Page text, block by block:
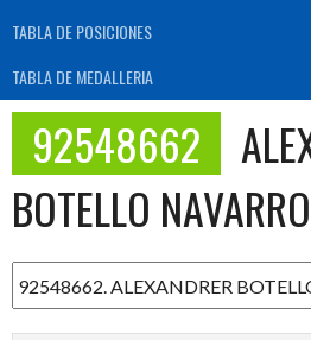
TABLA DE POSICIONES
TABLA DE MEDALLERIA
92548662
BOTELLO NAVARRO